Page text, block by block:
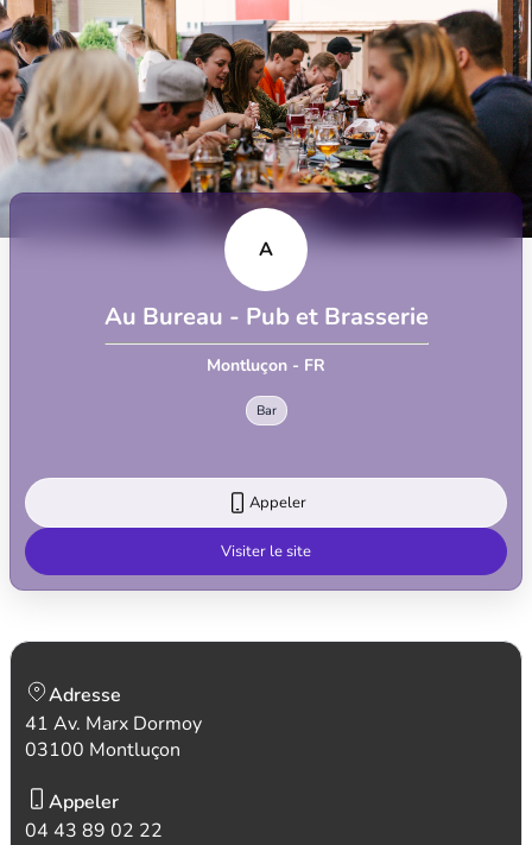
A
Au Bureau - Pub et Brasserie
Montluçon - FR
Bar
Appeler
Visiter le site
Adresse
41 Av. Marx Dormoy
03100 Montluçon
Appeler
04 43 89 02 22